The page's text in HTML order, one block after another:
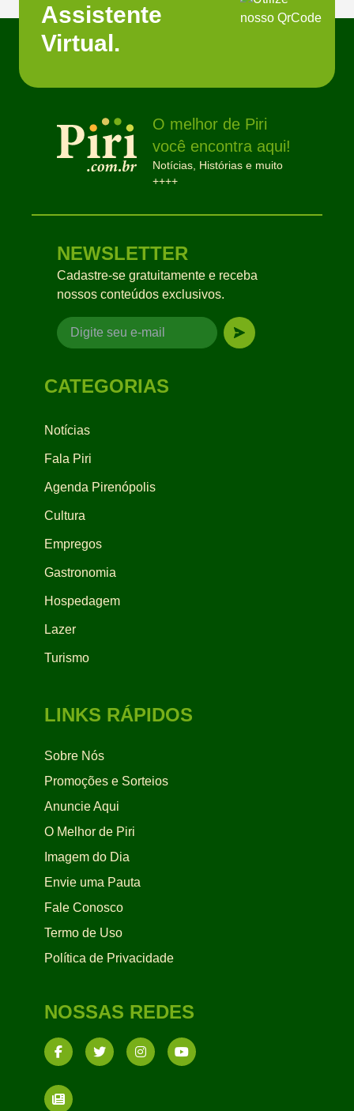
Assistente
Virtual.
O melhor de Piri
você encontra aqui!
Notícias, Histórias e muito
++++
NEWSLETTER
Cadastre-se gratuitamente e receba
nossos conteúdos exclusivos.
CATEGORIAS
Notícias
Fala Piri
Agenda Pirenópolis
Cultura
Empregos
Gastronomia
Hospedagem
Lazer
Turismo
LINKS RÁPIDOS
Sobre Nós
Promoções e Sorteios
Anuncie Aqui
O Melhor de Piri
Imagem do Dia
Envie uma Pauta
Fale Conosco
Termo de Uso
Política de Privacidade
NOSSAS REDES